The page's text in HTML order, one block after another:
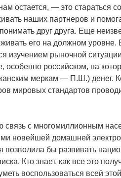
остается, — это стараться
наших партнеров и
друг друга. Еще
его на должном уровне.
изучением рыночной
российском, на
меркам — П.Ш.) денег.
мировых стандартов
связь с многомиллионным
новейшей домашней
позволила бы развивать
Кто знает, как все это
воспользоваться всей